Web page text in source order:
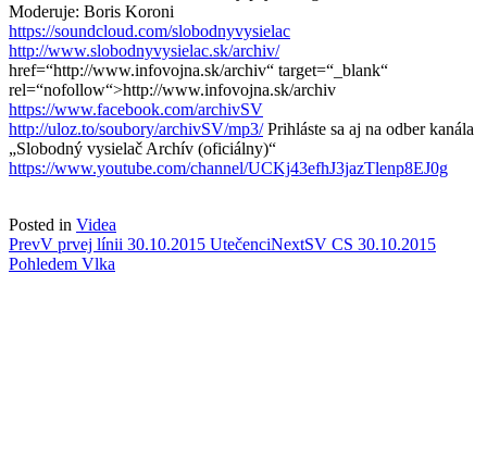
Moderuje: Boris Koroni
https://soundcloud.com/slobodnyvysielac
http://www.slobodnyvysielac.sk/archiv/
href=“http://www.infovojna.sk/archiv“ target=“_blank“
rel=“nofollow“>http://www.infovojna.sk/archiv
https://www.facebook.com/archivSV
http://uloz.to/soubory/archivSV/mp3/Prihláste sa aj na odber kanála
„Slobodný vysielač Archív (oficiálny)“
https://www.youtube.com/channel/UCKj43efhJ3jazTlenp8EJ0g
Posted in Videa
Post
navigation
PrevV prvej línii 30.10.2015 UtečenciNextSV CS 30.10.2015
Pohledem Vlka